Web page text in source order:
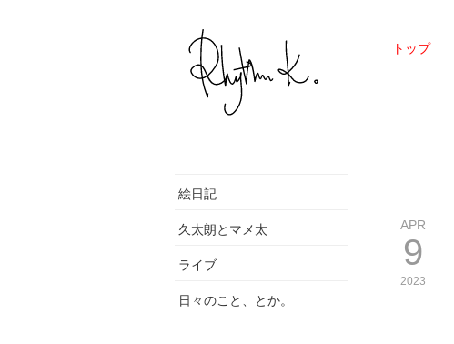
トップ
絵日記
久太朗とマメ太
ライブ
日々のこと、とか。
APR
9
2023